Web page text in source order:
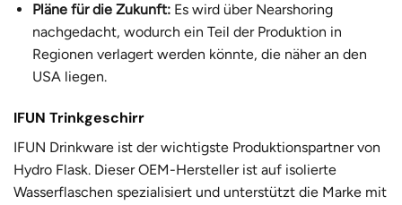
Pläne für die Zukunft:Es wird über Nearshoring
nachgedacht, wodurch ein Teil der Produktion in
Regionen verlagert werden könnte, die näher an den
USA liegen.
IFUN Trinkgeschirr
IFUN Drinkware ist der wichtigste Produktionspartner von
Hydro Flask. Dieser OEM-Hersteller ist auf isolierte
Wasserflaschen spezialisiert und unterstützt die Marke mit